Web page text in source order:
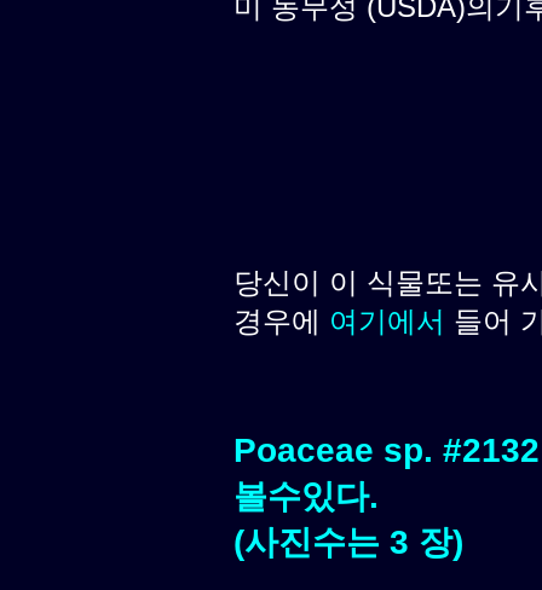
미 농무성 (USDA)의기
당신이 이 식물또는 유
경우에 여기에서 들어
Poaceae sp.
볼수있다.
(사진수는 3 장)